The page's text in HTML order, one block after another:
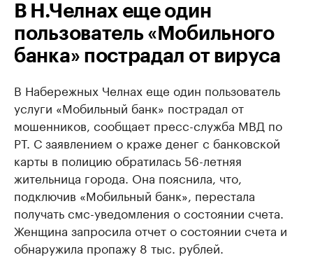
В Н.Челнах еще один
пользователь «Мобильного
банка» пострадал от вируса
В Набережных Челнах еще один пользователь
услуги «Мобильный банк» пострадал от
мошенников, сообщает пресс-служба МВД по
РТ. С заявлением о краже денег с банковской
карты в полицию обратилась 56-летняя
жительница города. Она пояснила, что,
подключив «Мобильный банк», перестала
получать смс-уведомления о состоянии счета.
Женщина запросила отчет о состоянии счета и
обнаружила пропажу 8 тыс. рублей.